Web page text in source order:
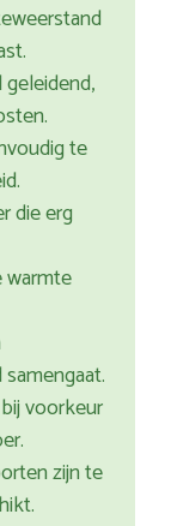
te
die erg
warmte
voorkeur
zijn te